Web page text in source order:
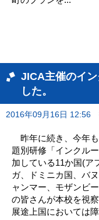
JICA主催のイ
した。
2016年09月16日 12:56
昨年に続き、今年
題別研修「インクル
加している11か国(ア
ガ、ドミニカ国、バ
ャンマー、モザンビ
の皆さんが本校を視
展途上国においては